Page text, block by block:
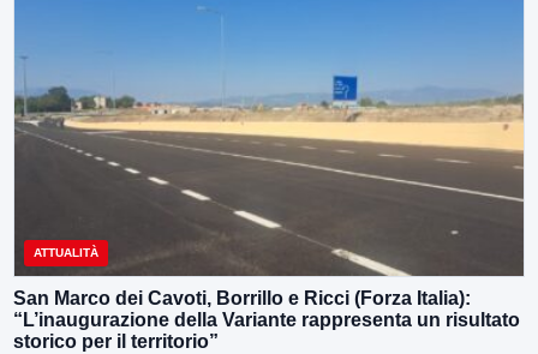
ATTUALITÀ
San Marco dei Cavoti, Borrillo e Ricci (Forza Italia):
“L’inaugurazione della Variante rappresenta un risultato
storico per il territorio”